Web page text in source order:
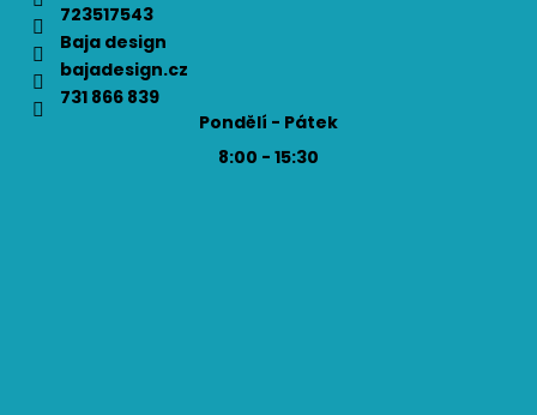
723517543
Baja design
bajadesign.cz
731 866 839
Pondělí - Pátek
8:00 - 15:30